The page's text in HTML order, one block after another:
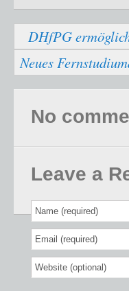
DHfPG
Neues
No
Leave a